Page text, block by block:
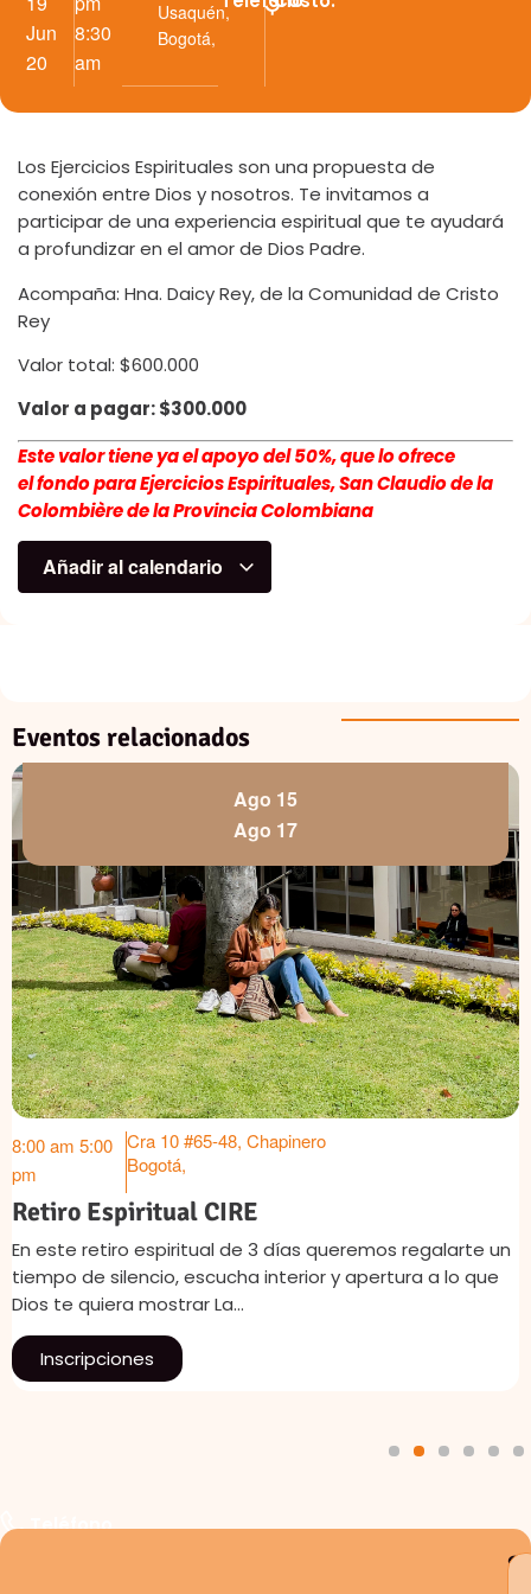
Jun
20
8:30
am
Usaquén,
Bogotá,
Los Ejercicios Espirituales son una propuesta de
conexión entre Dios y nosotros. Te invitamos a
participar de una experiencia espiritual que te ayudará
a profundizar en el amor de Dios Padre.
Acompaña: Hna. Daicy Rey, de la Comunidad de Cristo
Rey
Valor total: $600.000
Valor a pagar: $300.000
Este valor tiene ya el apoyo del 50%, que lo ofrece
elfondo para Ejercicios Espirituales, San Claudio de la
Colombière de la Provincia Colombiana
Añadir al calendario
Eventos relacionados
Ago 15
Ago 17
8:00 am 5:00
pm
Cra 10 #65-48, Chapinero
Bogotá,
Retiro Espiritual CIRE
En este retiro espiritual de 3 días queremos regalarte un
tiempo de silencio, escucha interior y apertura a lo que
Dios te quiera mostrar La…
Inscripciones
3 4 5 6
Teléfono